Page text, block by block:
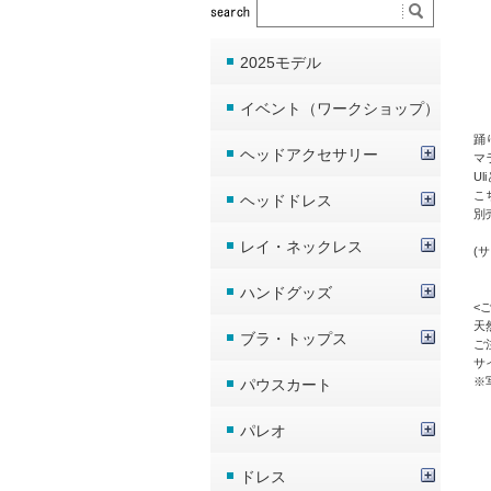
踊
マ
Uli
こ
別
(
<
天
ご
サ
※
2025モデル
イベント（ワークショップ）
ヘッドアクセサリー
ヘッドドレス
レイ・ネックレス
ハンドグッズ
ブラ・トップス
パウスカート
パレオ
ドレス